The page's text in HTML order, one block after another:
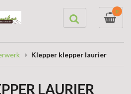
0
Klepper klepper laurier
LAURIER